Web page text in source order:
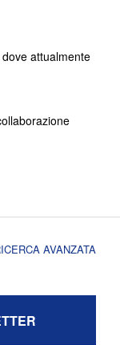
attualmente
AVANZATA